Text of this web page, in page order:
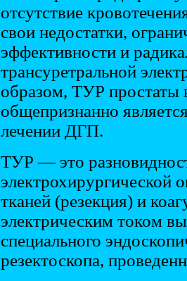
отсутствие
свои недостатки,
эффективности и
трансуретральной
образом, ТУР простаты
общепризнанно
лечении ДГП.
ТУР — это
электрохирургической
тканей (резекция) и
электрическим током
специального
резектоскопа,